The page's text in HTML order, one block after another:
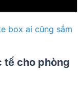
box ai cũng sắm
tế cho phòng